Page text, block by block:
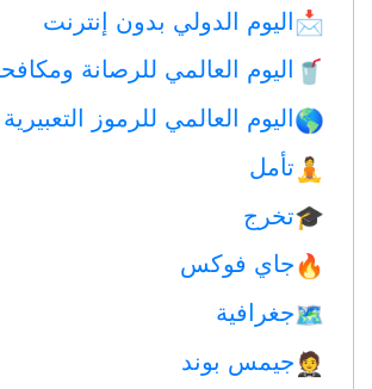
📩اليوم الدولي بدون إنترنت
🥤 اليوم العالمي للرصانة
🌎اليوم العالمي للرموز التعبيرية
🧘 تأمل
🎓تخرج
🔥جاي فوكس
🗺جغرافية
🤵 جيمس بوند